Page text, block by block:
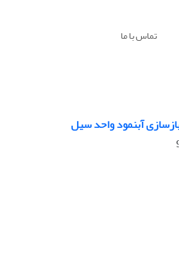
تماس با ما